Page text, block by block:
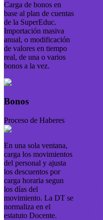
Carga de bonos en
base al plan de cuentas
de la SuperEduc.
Importación masiva
anual, o modificación
de valores en tiempo
real, de una o varios
bonos a la vez.
Bonos
Proceso de Haberes
En una sola ventana,
carga los movimientos
del personal y ajusta
los descuentos por
carga horaria segun
los días del
movimiento. La DT se
normaliza en el
estatuto Docente.